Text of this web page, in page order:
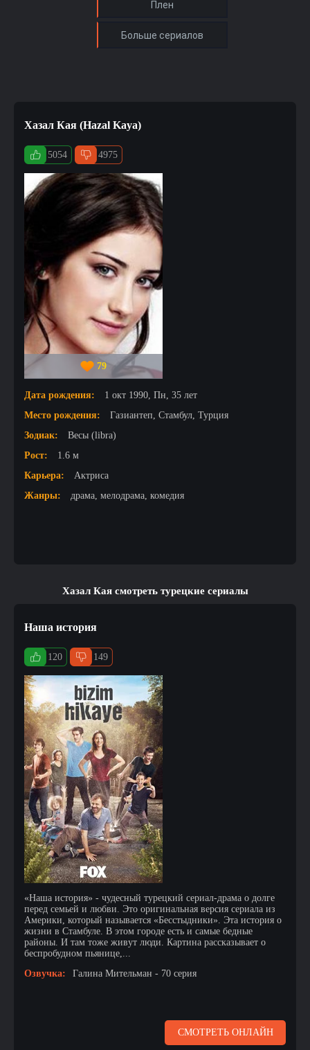
Хазал Кая (Hazal Kaya)
5054 4975
79
Дата рождения:
1 окт 1990, Пн, 35 лет
Место рождения:
Газиантеп, Стамбул, Турция
Зодиак:
Весы (libra)
Рост:
1.6 м
Карьера:
Актриса
Жанры:
драма, мелодрама, комедия
Хазал Кая смотреть турецкие сериалы
Наша история
120 149
«Наша история» - чудесный турецкий сериал-драма о долге
перед семьей и любви. Это оригинальная версия сериала из
Америки, который называется «Бесстыдники». Эта история о
жизни в Стамбуле. В этом городе есть и самые бедные
районы. И там тоже живут люди. Картина рассказывает о
беспробудном пьянице,...
Озвучка:
Галина Мительман - 70 серия
СМОТРЕТЬ ОНЛАЙН